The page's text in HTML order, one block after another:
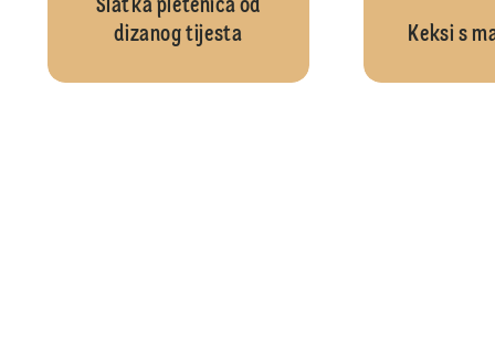
Slatka pletenica od
dizanog tijesta
Keksi s